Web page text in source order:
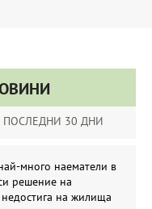
ПОСЛЕДНИ 30 ДНИ
много наематели в
решение на
на жилища